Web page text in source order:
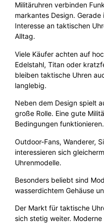
Militäruhren verbinden
markantes Design.
Interesse an taktischen
Alltag.
Viele Käufer achten auf
Edelstahl, Titan oder
bleiben taktische Uhren
langlebig.
Neben dem Design spielt
große Rolle. Eine gute
Bedingungen funktionieren.
Outdoor-Fans, Wanderer,
interessieren sich
Uhrenmodelle.
Besonders beliebt sind
wasserdichtem Gehäuse
Der Markt für taktische
sich stetig weiter.